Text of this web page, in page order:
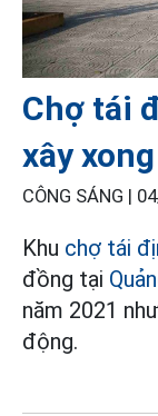
Chợ tái
xây
CÔNG SÁNG |
Khu chợ tái
đồng tại
năm 2021
động.